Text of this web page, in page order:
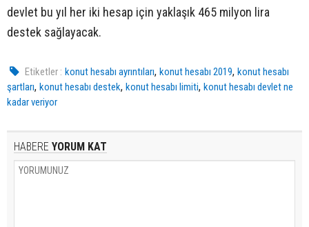
devlet bu yıl her iki hesap için yaklaşık 465 milyon lira
destek sağlayacak.
Etiketler : konut hesabı ayrıntıları,konut hesabı 2019,konut hesabı
şartları, konut hesabı destek, konut hesabı limiti, konut hesabı devlet ne
kadar veriyor
HABERE YORUM KAT